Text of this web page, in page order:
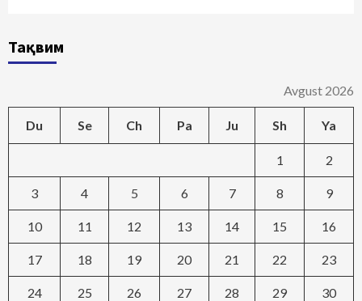
Тақвим
Avgust 2026
Du Se Ch Pa Ju Sh Ya
1 2
3 4 5 6 7 8 9
10 11 12 13 14 15 16
17 18 19 20 21 22 23
24 25 26 27 28 29 30